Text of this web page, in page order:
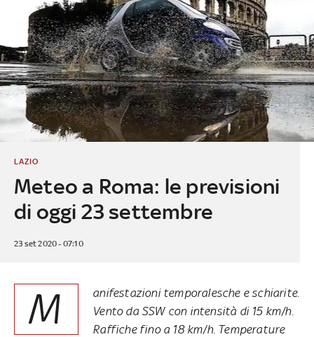
Meteo a Roma: le previsioni
di oggi 23 settembre
LAZIO
23 set 2020 - 07:10
M
anifestazioni temporalesche e schiarite.
Vento da SSW con intensità di 15 km/h.
Raffiche fino a 18 km/h. Temperature